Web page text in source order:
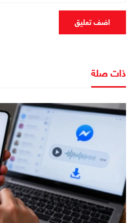
اضف تعليق
ذات صلة